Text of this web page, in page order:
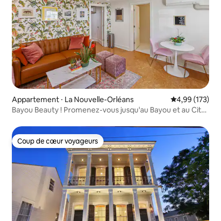
Appartement ⋅ La Nouvelle-Orléans Évaluation
4,99 (173)
Bayou Beauty ! Promenez-vous jusqu'au Bayou et au City
Coup de cœur voyageurs
Coup de cœur voyageurs